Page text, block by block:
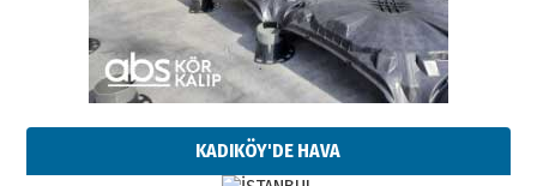
KADIKÖY'DE HAVA